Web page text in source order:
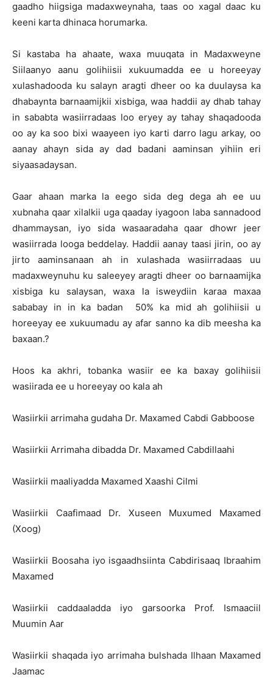
gaadho hiigsiga madaxweynaha, taas oo xagal daac ku
keeni karta dhinaca horumarka.
Si kastaba ha ahaate, waxa muuqata in Madaxweyne
Siilaanyo aanu golihiisii xukuumadda ee u horeeyay
xulashadooda ku salayn aragti dheer oo ka duulaysa ka
dhabaynta barnaamijkii xisbiga, waa haddii ay dhab tahay
in sababta wasiirradaas loo eryey ay tahay shaqadooda
oo ay ka soo bixi waayeen iyo karti darro lagu arkay, oo
aanay ahayn sida ay dad badani aaminsan yihiin eri
siyaasadaysan.
Gaar ahaan marka la eego sida deg dega ah ee uu
xubnaha qaar xilalkii uga qaaday iyagoon laba sannadood
dhammaysan, iyo sida wasaaradaha qaar dhowr jeer
wasiirrada looga beddelay. Haddii aanay taasi jirin, oo ay
jirto aaminsanaan ah in xulashada wasiirradaas uu
madaxweynuhu ku saleeyey aragti dheer oo barnaamijka
xisbiga ku salaysan, waxa la isweydiin karaa maxaa
sababay in in ka badan 50% ka mid ah golihiisii u
horeeyay ee xukuumadu ay afar sanno ka dib meesha ka
baxaan.?
Hoos ka akhri, tobanka wasiir ee ka baxay golihiisii
wasiirada ee u horeeyay oo kala ah
Wasiirkii arrimaha gudaha Dr. Maxamed Cabdi Gabboose
Wasiirkii Arrimaha dibadda Dr. Maxamed Cabdillaahi
Wasiirkii maaliyadda Maxamed Xaashi Cilmi
Wasiirkii Caafimaad Dr. Xuseen Muxumed Maxamed
(Xoog)
Wasiirkii Boosaha iyo isgaadhsiinta Cabdirisaaq Ibraahim
Maxamed
Wasiirkii caddaaladda iyo garsoorka Prof. Ismaaciil
Muumin Aar
Wasiirkii shaqada iyo arrimaha bulshada Ilhaan Maxamed
Jaamac